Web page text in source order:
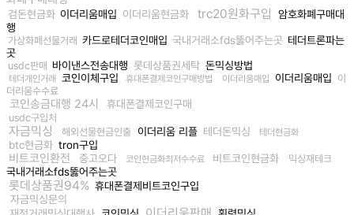
검돈현금화 이더리움매입 이더리움현금화 trc20원화구입
암호화폐구매대
행
가상화폐선물거래 카드로테더코인매입 국내거래소fds뚫어주는곳 테더트론파는
곳
usdc판매 바이낸스전송대행 롯데상품권세탁 돈믹싱방법
테더개인거래 코인이체구입 휴대폰결제코인구매방법 이더리움매입 이더리움매입 이
더리움수수료
코인송금대행 24시 휴대폰결제코인구매
usdc구입처
자금믹싱 해외선물현금인출 이더리움 리플 테더돈믹싱 테더현금화
btc현금화 tron구입
비트코인환전 중고오다 코인현금화최저수수료 비트코인현금화 믹싱재테크
국내거래소fds뚫어주는곳
롯데상품권94% 휴대폰결제비트코인구입
자금믹싱문의